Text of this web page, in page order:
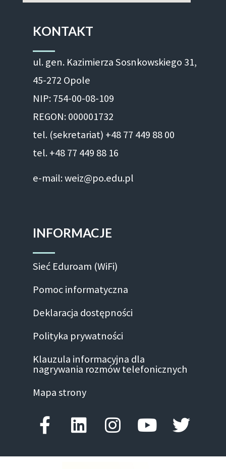
KONTAKT
ul. gen. Kazimierza Sosnkowskiego 31,
45-272 Opole
NIP: 754-00-08-109
REGON: 000001732
tel. (sekretariat) +48 77 449 88 00
tel. +48 77 449 88 16
e-mail: weiz@po.edu.pl
INFORMACJE
Sieć Eduroam (WiFi)
Pomoc informatyczna
Deklaracja dostępności
Polityka prywatności
Klauzula informacyjna dla
nagrywania rozmów telefonicznych
Mapa strony
Facebook-f
LinkedinInstagram
Youtube